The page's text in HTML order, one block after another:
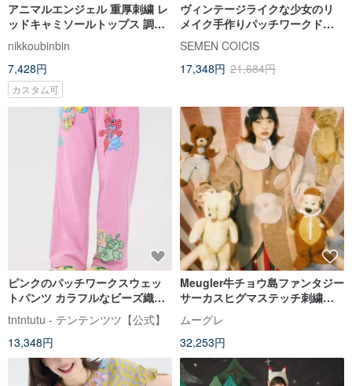
アニマルエンジェル 重厚刺繍 レ
ッドキャミソールトップス 調節
可能な肩紐が可愛い乙女心をく
すぐる
nikkoubinbin
7,428円
カスタム可
ヴィンテージライクな少女のリ
メイク手作りパッチワークドー
ル、付け襟キルティングショー
トジャケット
SEMEN COICIS
17,348円 21,684円
ピンクのパッチワークスウェッ
トパンツ カラフルなビーズ織り
テープが可愛らしく活気にあふ
れています
tntntutu - テンテンツツ【公式】
13,348円
Meugler牛チョウ島ファンタジー
サーカスヒグマステッチ刺繍コ
ート非対称プロファイルヘアコ
ート
ムーグレ
32,253円